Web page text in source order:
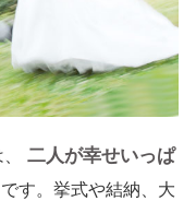
二人が幸せいっぱ
す。挙式や結納、大